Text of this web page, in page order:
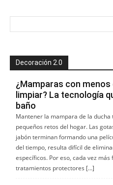
Decoración 2.0
¿Mamparas con
limpiar? La tecnología
baño
Mantener la mampara de la
pequeños retos del hogar. Las
jabón terminan formando una
del tiempo, resulta difícil de
específicos. Por eso, cada vez
tratamientos protectores […]